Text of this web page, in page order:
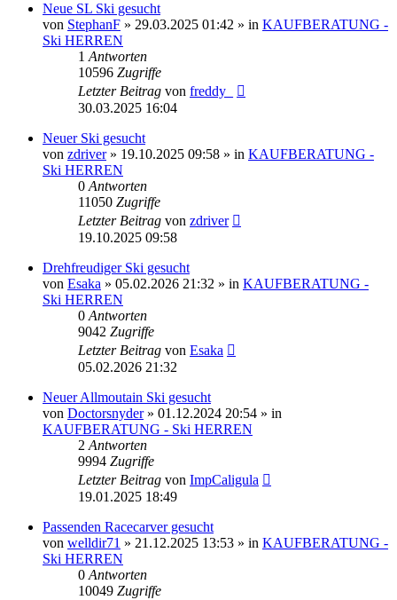
Neue SL Ski gesucht
von StephanF » 29.03.2025 01:42 » in KAUFBERATUNG -
Ski HERREN
1 Antworten
10596 Zugriffe
Letzter Beitrag von freddy_
30.03.2025 16:04
Neuer Ski gesucht
von zdriver» 19.10.2025 09:58 » in KAUFBERATUNG -
Ski HERREN
0 Antworten
11050 Zugriffe
Letzter Beitrag von zdriver
19.10.2025 09:58
Drehfreudiger Ski gesucht
von Esaka » 05.02.2026 21:32 » in KAUFBERATUNG -
Ski HERREN
0 Antworten
9042 Zugriffe
Letzter Beitrag von Esaka
05.02.2026 21:32
Neuer Allmoutain Ski gesucht
von Doctorsnyder» 01.12.2024 20:54 » in
KAUFBERATUNG - Ski HERREN
2 Antworten
9994 Zugriffe
Letzter Beitrag von ImpCaligula
19.01.2025 18:49
Passenden Racecarver gesucht
von welldir71 » 21.12.2025 13:53 » in KAUFBERATUNG -
Ski HERREN
0 Antworten
10049 Zugriffe